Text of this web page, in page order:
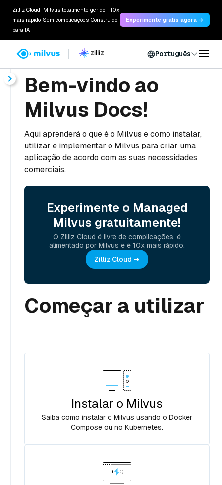
Zilliz Cloud: Milvus totalmente gerido - 10x
mais rápido. Sem complicações. Construído
para IA.
Experimente grátis agora →
Português
Bem-vindo ao
Milvus Docs!
Aqui aprenderá o que é o Milvus e como instalar,
utilizar e implementar o Milvus para criar uma
aplicação de acordo com as suas necessidades
comerciais.
Experimente o Managed
Milvus gratuitamente!
O Zilliz Cloud é livre de complicações, é
alimentado por Milvus e é 10x mais rápido.
Zilliz Cloud
Começar a utilizar
Instalar o Milvus
Saiba como instalar o Milvus usando o Docker
Compose ou no Kubernetes.